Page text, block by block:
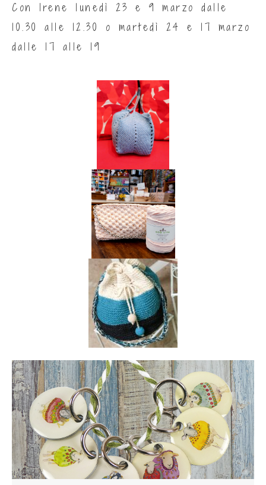
Con Irene lunedì 23 e 9 marzo dalle
10.30 alle 12.30 o martedì 24 e 17 marzo
dalle 17 alle 19